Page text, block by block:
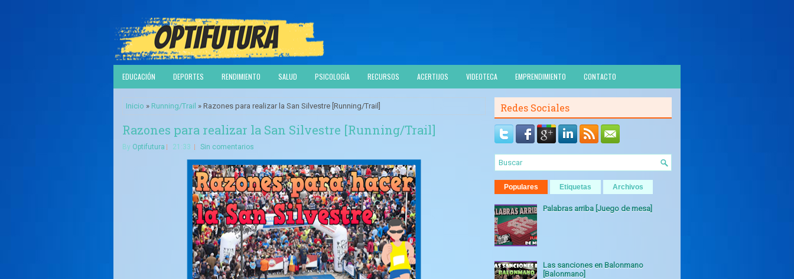
EDUCACIÓN DEPORTES RENDIMIENTO SALUD PSICOLOGÍA RECURSOS ACERTIJOS VIDEOTECA EMPRENDIMIENTO CONTACTO
Inicio » Running/Trail » Razones para realizar la San Silvestre [Running/Trail]
Razones para realizar la San Silvestre [Running/Trail]
By Optifutura 21:33 Sin comentarios
Redes Sociales
Populares Etiquetas Archivos
Palabras arriba [Juego de mesa]
Las sanciones en Balonmano
[Balonmano]